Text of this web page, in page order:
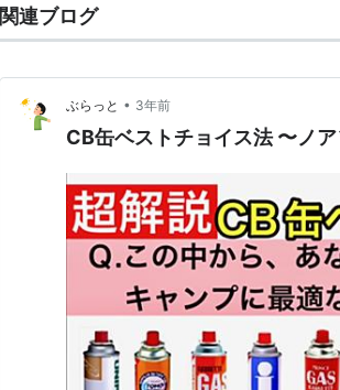
関連ブログ
ぶらっと • 3年前
CB缶ベストチョイス法 〜ノ